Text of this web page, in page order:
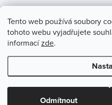
Tento web používá soubory
tohoto webu vyjadřujete
informacízde.
Odmítnout
Bagin.cz
Instagram
Copyright 2026Bagin.cz.